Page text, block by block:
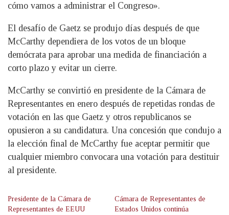
cómo vamos a administrar el Congreso».
El desafío de Gaetz se produjo días después de que
McCarthy dependiera de los votos de un bloque
demócrata para aprobar una medida de financiación a
corto plazo y evitar un cierre.
McCarthy se convirtió en presidente de la Cámara de
Representantes en enero después de repetidas rondas de
votación en las que Gaetz y otros republicanos se
opusieron a su candidatura. Una concesión que condujo a
la elección final de McCarthy fue aceptar permitir que
cualquier miembro convocara una votación para destituir
al presidente.
Presidente de la Cámara de
Representantes de EEUU
Cámara de Representantes de
Estados Unidos continúa